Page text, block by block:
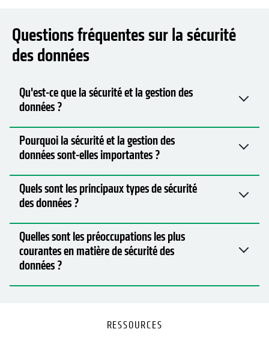
Questions fréquentes sur la sécurité
des données
Qu'est-ce que la sécurité et la gestion des
données ?
Pourquoi la sécurité et la gestion des
données sont-elles importantes ?
Quels sont les principaux types de sécurité
des données ?
Quelles sont les préoccupations les plus
courantes en matière de sécurité des
données ?
RESSOURCES